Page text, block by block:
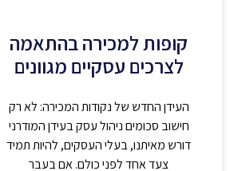
קופות למכירה בהתאמה
לצרכים עסקיים מגוונים
העידן החדש של נקודות המכירה: לא רק
חישוב סכומים ניהול עסק בעידן המודרני
דורש מאיתנו, בעלי העסקים, להיות תמיד
צעד אחד לפני כולם. אם בעבר